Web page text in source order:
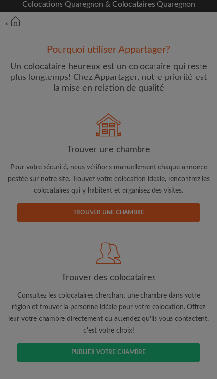
Loyer max par mois (€)
Adresse email
J'ai lu, compris et accepte les Conditions d'utilisation
CRÉER PROFIL
jour du compte par e-mail
Colocations Quaregnon & Colocataires Quaregnon
<
Pourquoi utiliser Appartager?
Un colocataire heureux est un colocataire qui reste
plus longtemps! Chez Appartager, notre priorité est
la mise en relation de qualité
Trouver une chambre
Pour votre sécurité, nous vérifions manuellement chaque annonce
postée sur notre site. Trouvez votre colocation idéale, rencontrez les
colocataires qui y habitent et organisez des visites.
TROUVER UNE CHAMBRE
Trouver des colocataires
Consultez les colocataires cherchant une chambre dans votre
région et trouver la personne idéale pour votre colocation. Offrez
leur votre chambre directement ou attendez qu'ils vous contactent,
c'est votre choix!
PUBLIER VOTRE CHAMBRE